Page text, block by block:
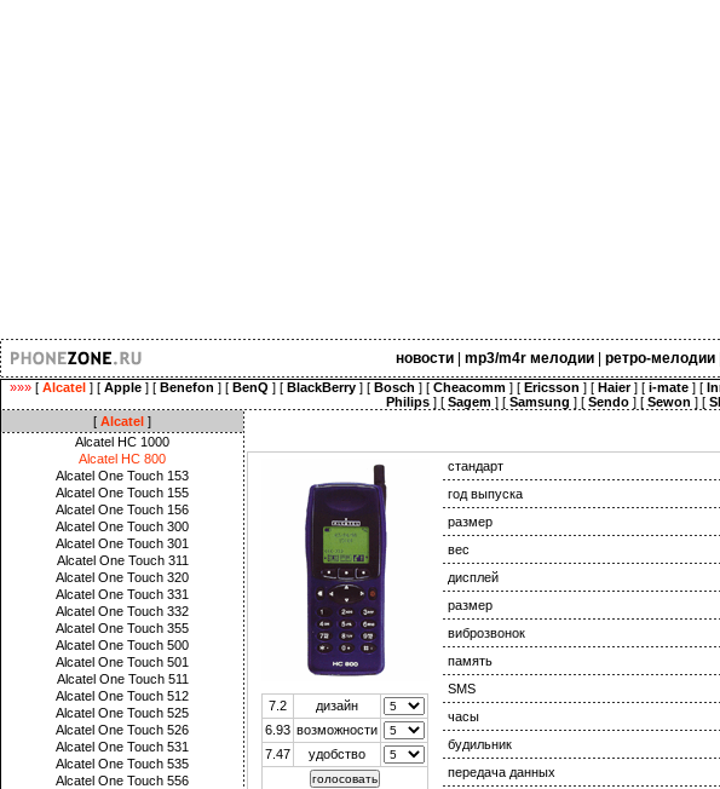
новости| mp3/m4r мелодии| ретро-мелодии|
»»»[ Alcatel] [ Apple] [ Benefon ] [ BenQ ] [ BlackBerry] [ Bosch ] [ Cheacomm] [ Ericsson ] [ Haier] [ i-mate] [
Philips] [ Sagem] [ Samsung ] [ Sendo] [ Sewon ] [
[ Alcatel ]
Alcatel HC 1000
Alcatel HC 800
Alcatel One Touch 153
Alcatel One Touch 155
Alcatel One Touch 156
Alcatel One Touch 300
Alcatel One Touch 301
Alcatel One Touch 311
Alcatel One Touch 320
Alcatel One Touch 331
Alcatel One Touch 332
Alcatel One Touch 355
Alcatel One Touch 500
Alcatel One Touch 501
Alcatel One Touch 511
Alcatel One Touch 512
Alcatel One Touch 525
Alcatel One Touch 526
Alcatel One Touch 531
Alcatel One Touch 535
Alcatel One Touch 556
7.2
дизайн
6.93 возможности
7.47
удобство
стандарт
год выпуска
размер
вес
дисплей
размер
виброзвонок
память
SMS
часы
будильник
передача данных